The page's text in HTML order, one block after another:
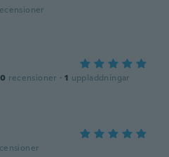
recensioner · 1 uppladdningar